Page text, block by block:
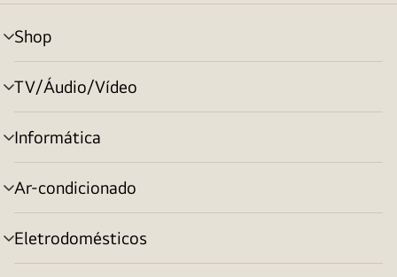
Shop
alternar
menu
TV/Áudio/Vídeo
alternar
menu
Informática
alternar
menu
Ar-condicionado
alternar
menu
Eletrodomésticos
alternar
menu